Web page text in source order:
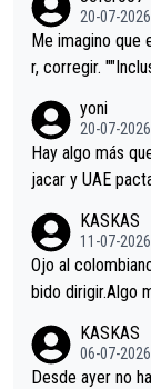
Minguez, Velez
tristes sin
20-07-2026
Me imagino que
r, corregir.
permaneció
a que era capaz
yoni
20-07-2026
Hay algo más
jacar y UAE
i sin pedalear,
mano de una
es en el hombro
eta, a ver si por
ción de podio
KASKAS
11-07-2026
Ojo al
KASKAS
06-07-2026
Desde ayer no hay